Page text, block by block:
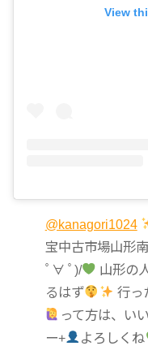
View
@kanagori1024
宝中古市場山形
ﾟ∀ ﾟ)/
山形の
るはず
行っ
って方は、い
ー+
よろしくね